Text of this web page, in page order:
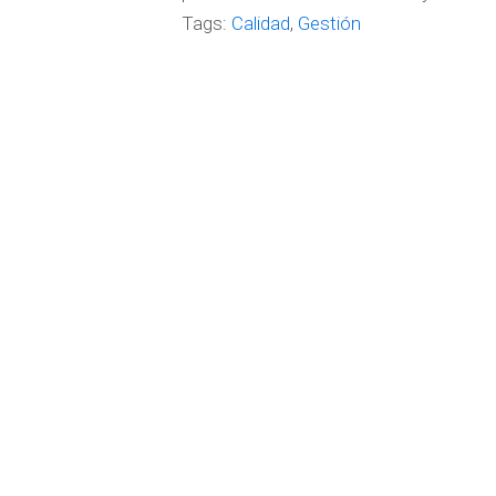
Tags: Calidad, Gestión